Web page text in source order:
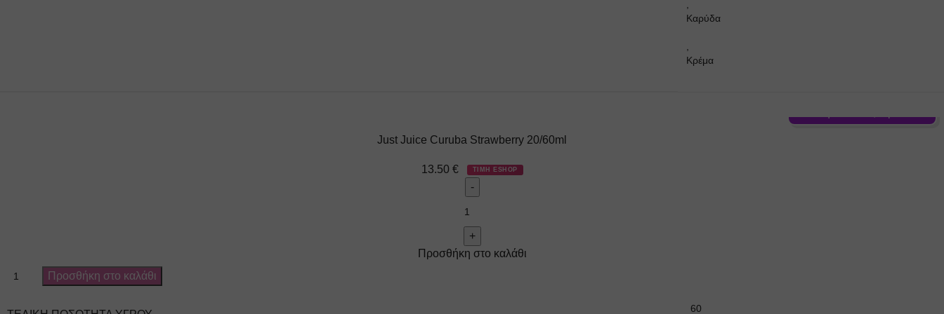
Καρύδα
Κρέμα
Just Juice Curuba Strawberry 20/60ml
13.50 € ΤΙΜΗ ESHOP
Προσθήκη στο καλάθι
Προσθήκη στο καλάθι
60